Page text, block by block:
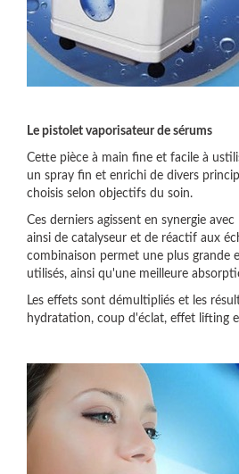
Le pistolet vaporisateur de sérums
Cette pièce à main fine et facile à
un spray fin et enrichi de divers
choisis selon objectifs du soin.
Ces derniers agissent en synergie
ainsi de catalyseur et de réactif aux
combinaison permet une plus grande
utilisés, ainsi qu'une meilleure
Les effets sont démultipliés et les
hydratation, coup d'éclat, effet lifting